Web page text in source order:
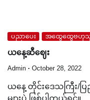
ပညာပေး အထွေထွေဗဟု
ယနေ့ဆီဈေး
Admin October 28, 2022
ယနေ့ တိုင်းဒေသကြီး/
များပဲ ဖြစ်ပါတယ်ရှင်။